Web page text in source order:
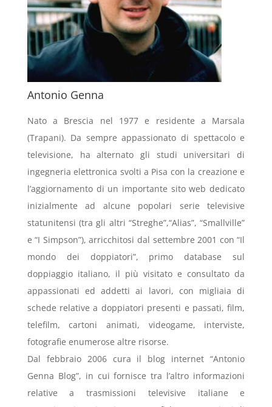
Antonio Genna
Nato a Brescia nel 1977 e residente a Marsala
(Trapani). Da sempre appassionato di spettacolo e
televisione, ha alternato gli studi universitari di
ingegneria elettronica svolti a Pisa con la creazione e
l’aggiornamento di un importante sito web dedicato
inizialmente ad alcune popolari serie televisive
statunitensi (tra gli altri “Streghe”,“Alias”, “Smallville”
e “I Simpson”), arricchitosi dal settembre 2001 con “Il
mondo dei doppiatori”, primo database sul
doppiaggio italiano, il più visitato e consultato da
appassionati ed addetti ai lavori, con migliaia di
schede relative a doppiatori presenti e passati, film,
telefilm, cartoni animati, videogame, interviste,
fotografie enumerose altre risorse.
Dal febbraio 2006 cura il blog internet “Antonio
Genna Blog”, in cui fornisce tra l’altro informazioni
relative a trasmissioni televisive italiane e